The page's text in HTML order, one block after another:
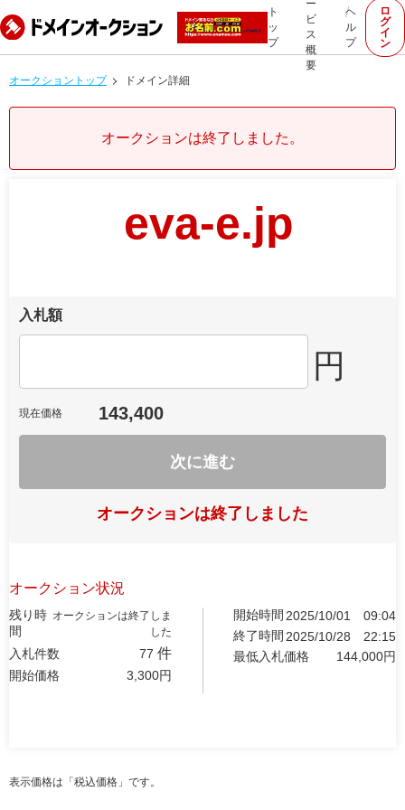
ト
ッ
プ
ー
ビ
ス
概
要
ヘ
ル
プ
ロ
グ
イ
ン
オークショントップ ドメイン詳細
オークションは終了しました。
eva-e.jp
入札額
円
現在価格 143,400
次に進む
オークションは終了しました
オークション状況
残り時
間
オークションは終了しま
した
入札件数 77 件
開始価格 3,300円
開始時間 2025/10/01
09:04
終了時間 2025/10/28
22:15
最低入札価格
144,000円
表示価格は「税込価格」です。